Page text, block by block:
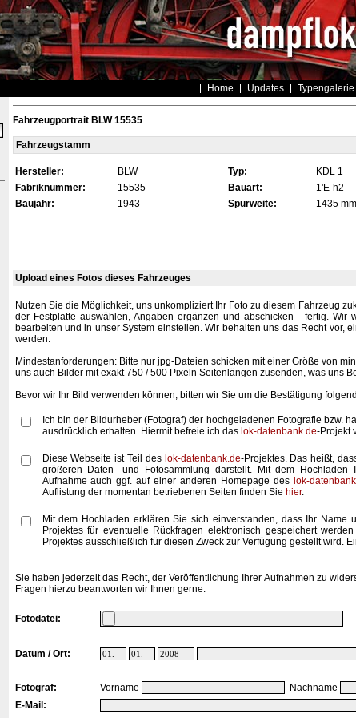
Home Updates Typengalerie
Fahrzeugportrait BLW 15535
Fahrzeugstamm
Hersteller: BLW Typ: KDL 1
Fabriknummer:
15535 Bauart: 1'E-h2
Baujahr:
1943 Spurweite: 1435 mm
Upload eines Fotos dieses Fahrzeuges
Nutzen Sie die Möglichkeit, uns unkompliziert Ihr Foto zu diesem Fahrzeug
der Festplatte auswählen, Angaben ergänzen und abschicken - fertig.
bearbeiten und in unser System einstellen. Wir behalten uns das Recht vor,
werden.
Mindestanforderungen: Bitte nur jpg-Dateien schicken mit einer Größe von
uns auch Bilder mit exakt 750 / 500 Pixeln Seitenlängen zusenden, was uns
Bevor wir Ihr Bild verwenden können, bitten wir Sie um die Bestätigung
Ich bin der Bildurheber (Fotograf) der hochgeladenen Fotografie bzw.
ausdrücklich erhalten. Hiermit befreie ich das lok-datenbank.de-Projekt
Diese Webseite ist Teil des lok-datenbank.de-Projektes. Das heißt,
größeren Daten- und Fotosammlung darstellt. Mit dem
Aufnahme auch ggf. auf einer anderen Homepage des lok-
Auflistung der momentan betriebenen Seiten finden Sie hier.
Mit dem Hochladen erklären Sie sich einverstanden, dass Ihr Name
Projektes für eventuelle Rückfragen elektronisch gespeichert
Projektes ausschließlich für diesen Zweck zur Verfügung gestellt wird.
Sie haben jederzeit das Recht, der Veröffentlichung Ihrer Aufnahmen zu
Fragen hierzu beantworten wir Ihnen gerne.
Fotodatei:
Datum / Ort:
Fotograf: Vorname
Nachname
E-Mail: